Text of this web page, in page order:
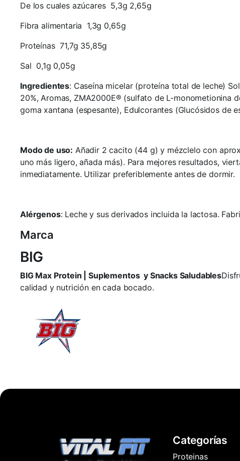
De los cuales azúcares 5,3g 2,65g
Fibra alimentaria 1,3g 0,65g
Proteínas 71,7g 35,85g
Sal 0,1g 0,05g
Ingredientes: Caseína micelar (proteína total de leche)
20%, Aromas, ZMA2000E® (sulfato de L-
goma xantana (espesante), Edulcorantes (Glucósidos de
Modo de uso: Añadir 2 cacito (44 g) y mézclelo con
uno más ligero, añada más). Para mejores resultados,
inmediatamente. Utilizar preferiblemente antes de dormir.
Alérgenos: Leche y sus derivados incluida la lactosa.
Marca
BIG
BIG Max Protein | Suplementos y Snacks Saludables
calidad y nutrición en cada bocado.
Categorías
Proteinas